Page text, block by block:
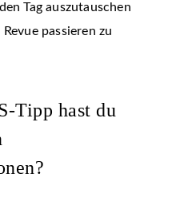
Tag auszutauschen
passieren zu
Tipp hast du